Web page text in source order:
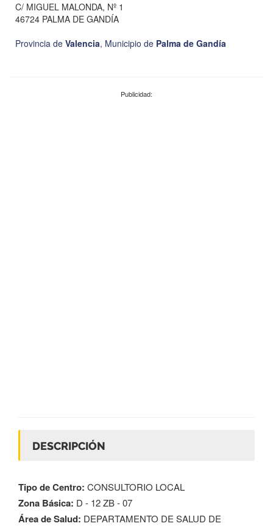
C/ MIGUEL MALONDA, Nº 1
46724 PALMA DE GANDÍA
Provincia de Valencia, Municipio de Palma de Gandía
Publicidad:
DESCRIPCIÓN
Tipo de Centro: CONSULTORIO LOCAL
Zona Básica: D - 12 ZB - 07
Área de Salud: DEPARTAMENTO DE SALUD DE